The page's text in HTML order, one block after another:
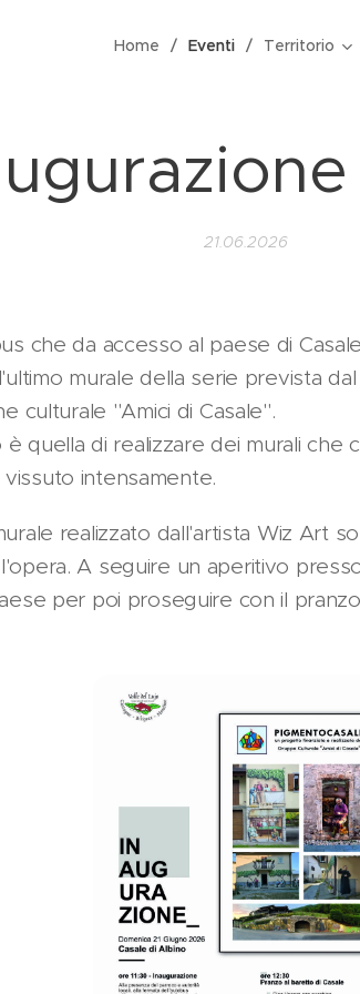
Home Eventi Territorio
21.06.2026
che da accesso al paese di
murale della serie prevista
culturale "Amici di Casale".
quella di realizzare dei murali che
intensamente.
realizzato dall'artista Wiz Art
A seguire un aperitivo
per poi proseguire con il